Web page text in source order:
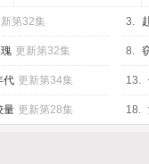
第32集 3.
更新第32集 8.
代 更新第34集 13.
量 更新第28集 18.